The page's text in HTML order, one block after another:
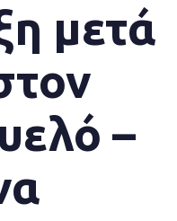
μετά
–